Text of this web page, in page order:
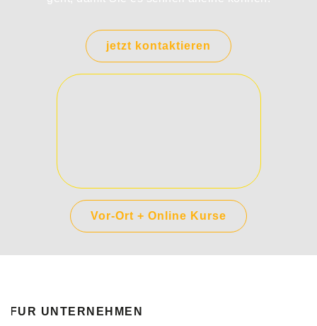
jetzt kontaktieren
Vor-Ort + Online Kurse
FÜR UNTERNEHMEN